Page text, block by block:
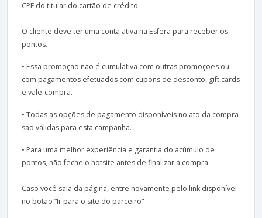
CPF do titular do cartão de crédito.
O cliente deve ter uma conta ativa na Esfera para receber os
pontos.
• Essa promoção não é cumulativa com outras promoções ou
com pagamentos efetuados com cupons de desconto, gift cards
e vale-compra.
• Todas as opções de pagamento disponíveis no ato da compra
são válidas para esta campanha.
• Para uma melhor experiência e garantia do acúmulo de
pontos, não feche o hotsite antes de finalizar a compra.
Caso você saia da página, entre novamente pelo link disponível
no botão “Ir para o site do parceiro"